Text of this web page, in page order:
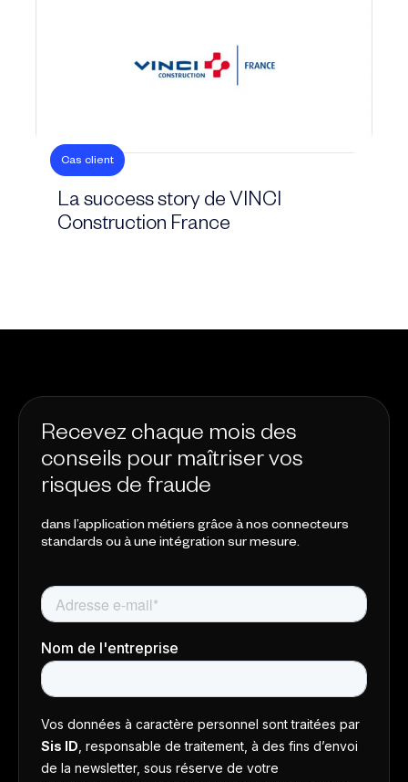
Cas client
La success story de VINCI
Construction France
Recevez chaque mois des
conseils pour maîtriser vos
risques de fraude
dans l’application métiers grâce à nos connecteurs
standards ou à une intégration sur mesure.